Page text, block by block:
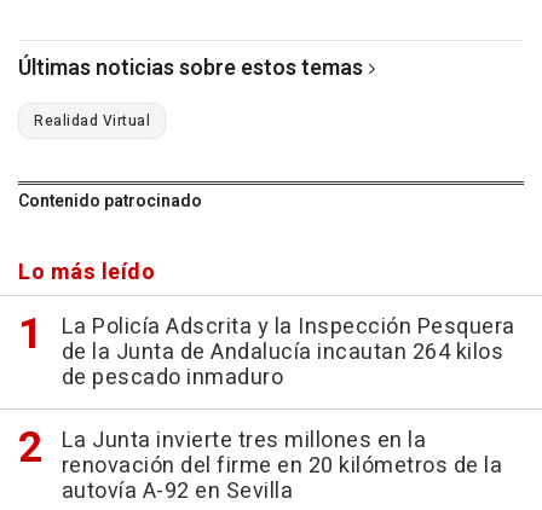
Últimas noticias sobre estos temas
Realidad Virtual
Contenido patrocinado
Lo más leído
La Policía Adscrita y la Inspección Pesquera
de la Junta de Andalucía incautan 264 kilos
de pescado inmaduro
La Junta invierte tres millones en la
renovación del firme en 20 kilómetros de la
autovía A-92 en Sevilla